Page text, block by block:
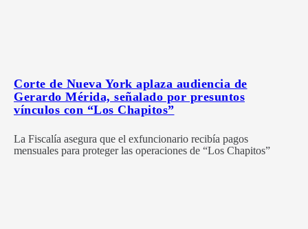
Corte de Nueva York aplaza audiencia de
Gerardo Mérida, señalado por presuntos
vínculos con “Los Chapitos”
La Fiscalía asegura que el exfuncionario recibía pagos
mensuales para proteger las operaciones de “Los Chapitos”